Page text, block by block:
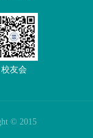
校友会
© 2015